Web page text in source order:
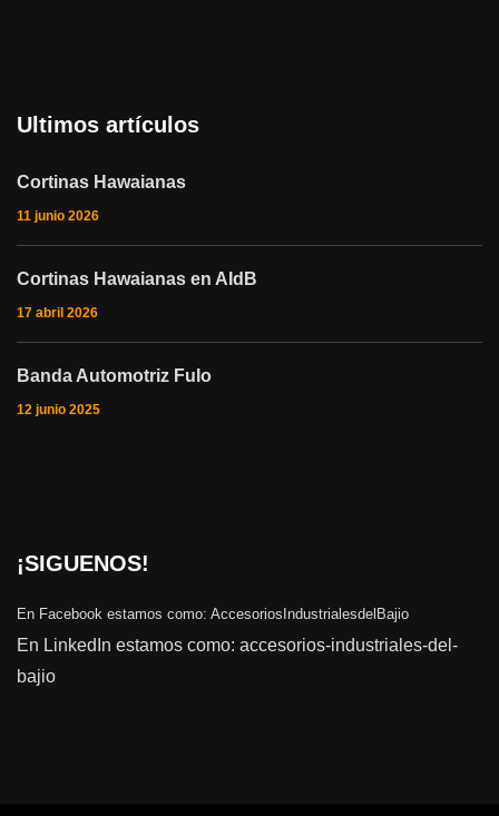
Ultimos artículos
Cortinas Hawaianas
11 junio 2026
Cortinas Hawaianas en AIdB
17 abril 2026
Banda Automotriz Fulo
12 junio 2025
¡SIGUENOS!
En Facebook estamos como: AccesoriosIndustrialesdelBajio
En LinkedIn estamos como: accesorios-industriales-del-
bajio